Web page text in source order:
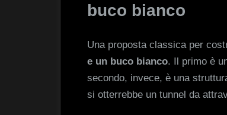
buco bianco
Una proposta classica per
e un buco bianco. Il primo è
secondo, invece, è una
si otterrebbe un tunnel da